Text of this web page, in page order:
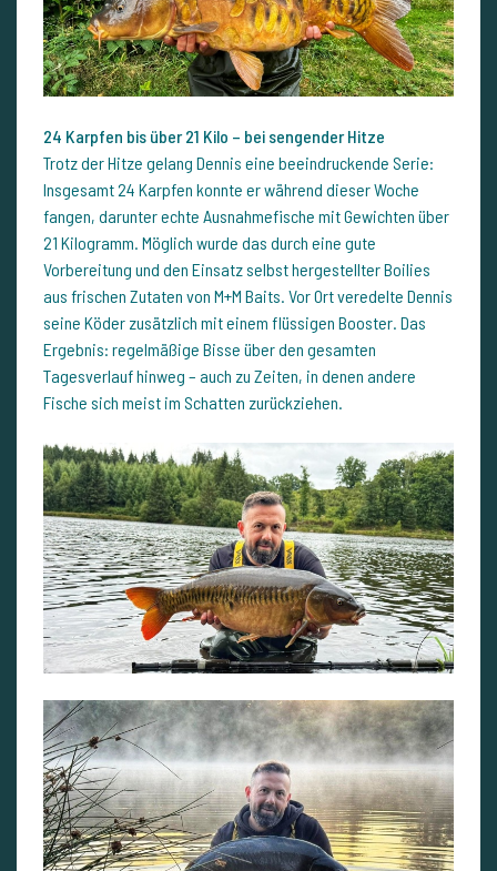
24 Karpfen bis über 21 Kilo – bei sengender Hitze
Trotz der Hitze gelang Dennis eine beeindruckende Serie:
Insgesamt 24 Karpfen konnte er während dieser Woche
fangen, darunter echte Ausnahmefische mit Gewichten über
21 Kilogramm. Möglich wurde das durch eine gute
Vorbereitung und den Einsatz selbst hergestellter Boilies
aus frischen Zutaten von M+M Baits. Vor Ort veredelte Dennis
seine Köder zusätzlich mit einem flüssigen Booster. Das
Ergebnis: regelmäßige Bisse über den gesamten
Tagesverlauf hinweg – auch zu Zeiten, in denen andere
Fische sich meist im Schatten zurückziehen.